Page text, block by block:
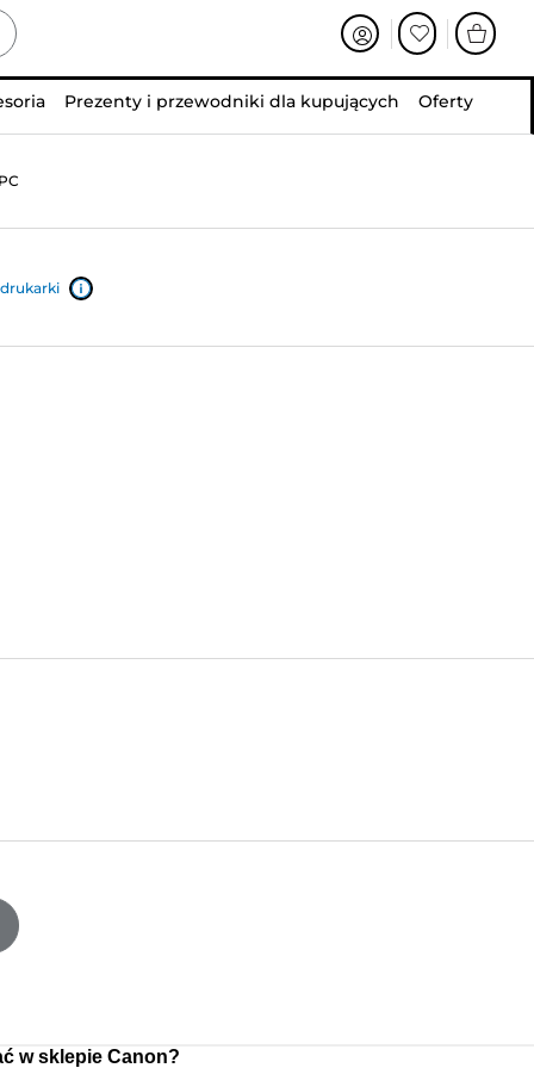
Prezenty i przewodniki dla kupujących Oferty
w sklepie Canon?